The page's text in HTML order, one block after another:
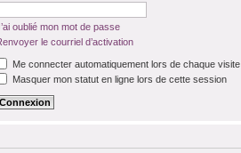
oublié mon mot de passe
le courriel d’activation
Me connecter automatiquement lors de chaque visite
Masquer mon statut en ligne lors de cette session